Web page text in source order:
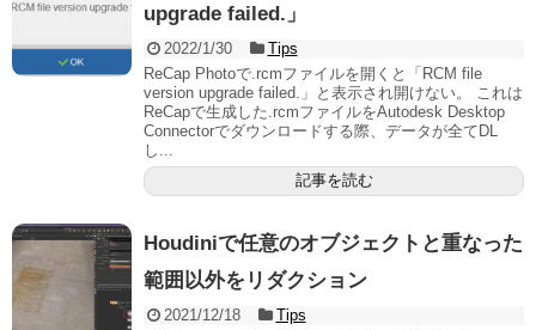
upgrade failed.」
2022/1/30
Tips
ReCap Photoで.rcmファイルを開くと「RCM file
version upgrade failed.」と表示され開けない。 これは
ReCapで生成した.rcmファイルをAutodesk Desktop
Connectorでダウンロードする際、データが全てDL
し...
記事を読む
Houdiniで任意のオブジェクトと重なった
範囲以外をリダクション
2021/12/18
Tips